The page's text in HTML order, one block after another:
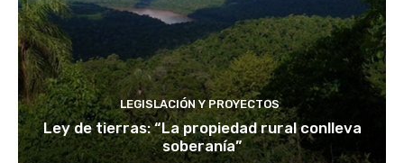
LEGISLACIÓN Y PROYECTOS
Ley de tierras: “La propiedad rural conlleva
soberanía”